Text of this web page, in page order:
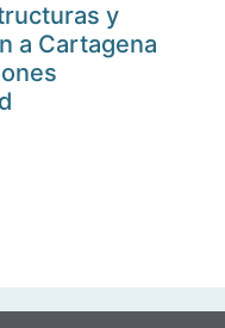
y
a Cartagena